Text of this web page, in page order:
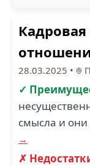
28.03.2025 •
✓
смысла и
→
✗